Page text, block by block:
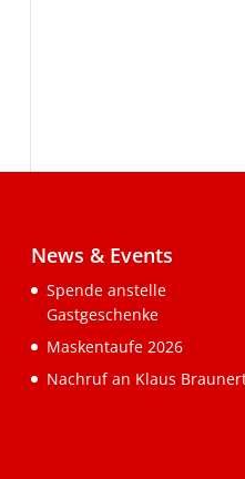
News & Events
Spende anstelle
Gastgeschenke
Maskentaufe 2026
Nachruf an Klaus